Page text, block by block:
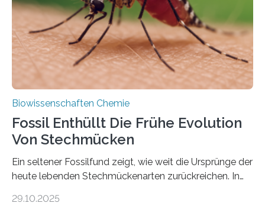
dieser Gruppe bilden aus Zellfäden dichte Geflechte
mit scheibenförmiger Gestalt. Was auffällig ist: Die
nächsten…
Biowissenschaften Chemie
Fossil Enthüllt Die Frühe Evolution
Von Stechmücken
Ein seltener Fossilfund zeigt, wie weit die Ursprünge der
heute lebenden Stechmückenarten zurückreichen. In
Forschende die bisher älteste bekannte Stechmücken-
29.10.2025